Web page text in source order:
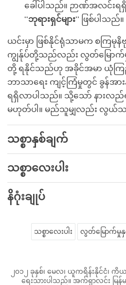
ခေါ်ပါသည်။ ဉာဏ်အလင်း
‘‘ဘုရားရှင်များ’’ ဖြစ်ပါသည်။
ယင်းမှာ ဖြစ်နိုင်ရုံသာမက စကြမုနိ
ကျွန်ုပ်တို့သည်လည်း လွတ်မြောက်
တို့ ရနိုင်သည်ဟု အခိုင်အမာ ယုံ
ဘာသာရေး ကျင့်ကြံမှုတွင် ခွန်အား
ရရှိလာပါသည်။ သို့သော် နား
မဟုတ်ပါ။ မည်သူမျှလည်း လွယ်သည်
သစ္စာနှစ်ချက်
သစ္စာလေးပါး
နိဂုံးချုပ်
သစ္စာလေးပါး လွတ်မြောက်မှု
၂၀၁၂ ခုနှစ်၊ မေလ၊ ယူကရိန်းနိုင်ငံ၊
ရေးသားပါသည်။ အက်ရှာလင်း မြ